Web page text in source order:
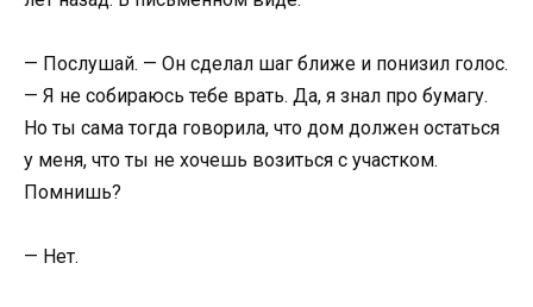
— Послушай. — Он сделал шаг ближе и понизил голос.
— Я не собираюсь тебе врать. Да, я знал про бумагу.
Но ты сама тогда говорила, что дом должен остаться
у меня, что ты не хочешь возиться с участком.
Помнишь?
— Нет.